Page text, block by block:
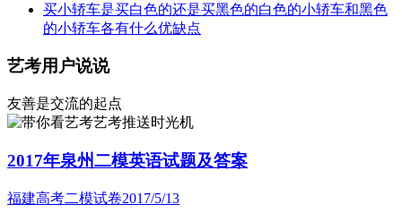
买小轿车是买白色的还是买黑色的白色的小轿车和黑色
的小轿车各有什么优缺点
艺考用户说说
友善是交流的起点
艺考推送时光机
2017年泉州二模英语试题及答案
福建高考二模试卷2017/5/13